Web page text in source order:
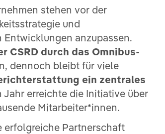
stehen vor der
und
anzupassen.
CSRD durch das Omnibus-
dennoch bleibt für viele
ein zentrales
Jahr erreichte die Initiative über
Mitarbeiter*innen.
erfolgreiche Partnerschaft